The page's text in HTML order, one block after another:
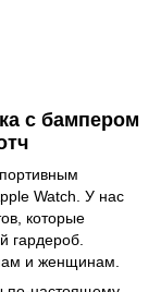
с бампером
Watch. У нас
которые
гардероб.
и женщинам.